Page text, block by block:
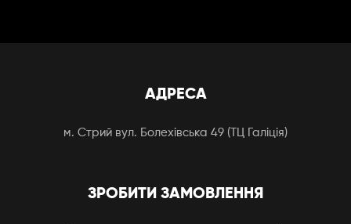
АДРЕСА
м. Стрий вул. Болехівська 49 (ТЦ Галіція)
ЗРОБИТИ ЗАМОВЛЕННЯ